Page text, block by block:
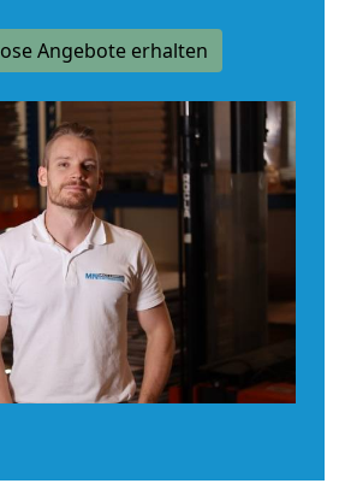
Angebote erhalten